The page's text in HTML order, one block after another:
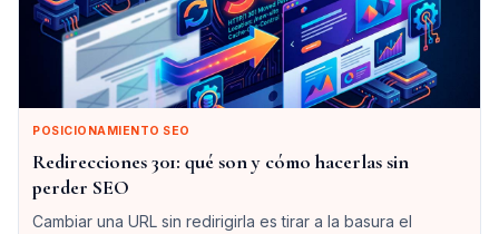
POSICIONAMIENTO SEO
Redirecciones 301: qué son y cómo hacerlas sin
perder SEO
Cambiar una URL sin redirigirla es tirar a la basura el